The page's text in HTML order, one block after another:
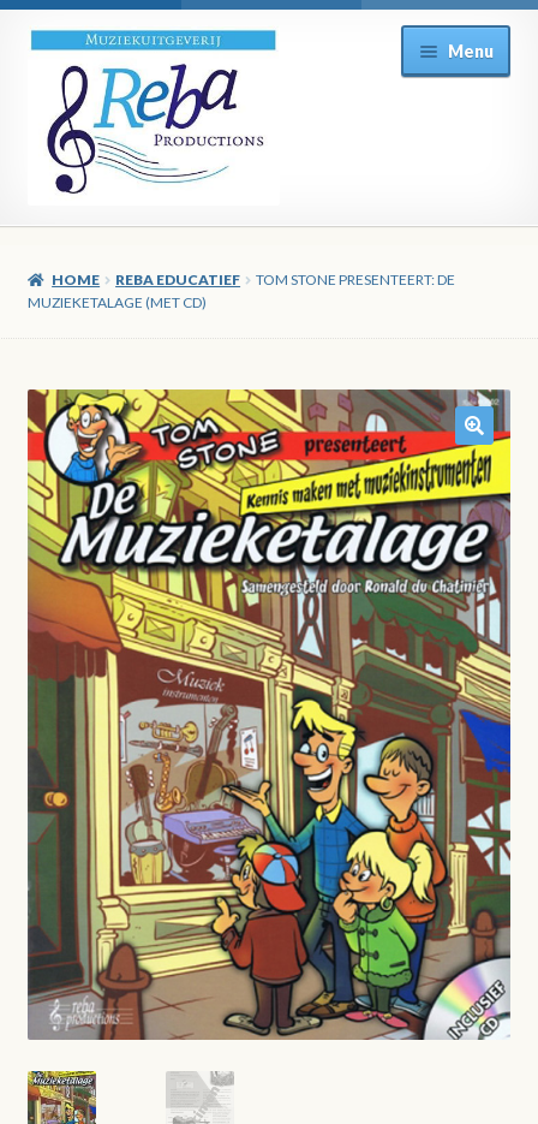
Ga
door
naar
navigatie
Ga
direct
naar
de
inhoud
Menu
HOME REBA EDUCATIEF
TOM STONE PRESENTEERT: DE
MUZIEKETALAGE (MET CD)